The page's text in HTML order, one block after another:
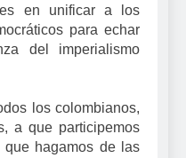
en unificar a los
para echar
del imperialismo
los colombianos,
a que participemos
hagamos de las